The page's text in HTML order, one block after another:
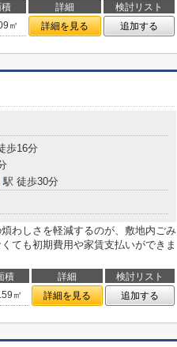
詳細
検討リスト
㎡ 詳細を見る 追加する
歩16分
駅 徒歩30分
わしさを軽減するのが、敷地内ごみ
ても初期費用や家賃支払いができま
積 詳細
検討リスト
㎡ 詳細を見る 追加する